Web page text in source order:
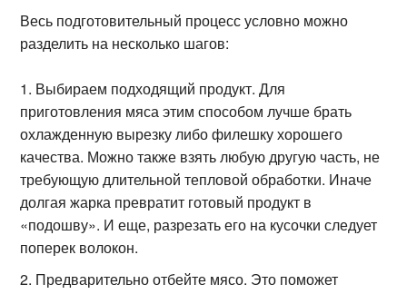
Весь подготовительный процесс условно можно
разделить на несколько шагов:
Выбираем подходящий продукт. Для
приготовления мяса этим способом лучше брать
охлажденную вырезку либо филешку хорошего
качества. Можно также взять любую другую часть, не
требующую длительной тепловой обработки. Иначе
долгая жарка превратит готовый продукт в
«подошву». И еще, разрезать его на кусочки следует
поперек волокон.
Предварительно отбейте мясо. Это поможет